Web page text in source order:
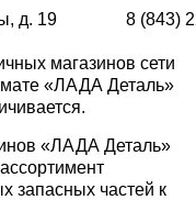
д. 19 8 (843)
магазинов сети
«ЛАДА Деталь»
«ЛАДА Деталь»
запасных частей к